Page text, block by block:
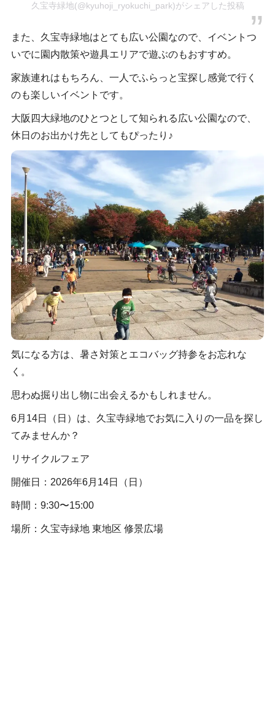
久宝寺緑地(@kyuhoji_ryokuchi_park)がシェアした投稿
また、久宝寺緑地はとても広い公園なので、イベントつ
いでに園内散策や遊具エリアで遊ぶのもおすすめ。
家族連れはもちろん、一人でふらっと宝探し感覚で行く
のも楽しいイベントです。
大阪四大緑地のひとつとして知られる広い公園なので、
休日のお出かけ先としてもぴったり♪
気になる方は、暑さ対策とエコバッグ持参をお忘れな
く。
思わぬ掘り出し物に出会えるかもしれません。
6月14日（日）は、久宝寺緑地でお気に入りの一品を探し
てみませんか？
リサイクルフェア
開催日：2026年6月14日（日）
時間：9:30〜15:00
場所：久宝寺緑地 東地区 修景広場